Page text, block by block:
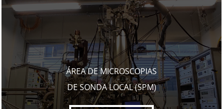
ÁREA DE MICROSCOPIAS
DE SONDA LOCAL (SPM)